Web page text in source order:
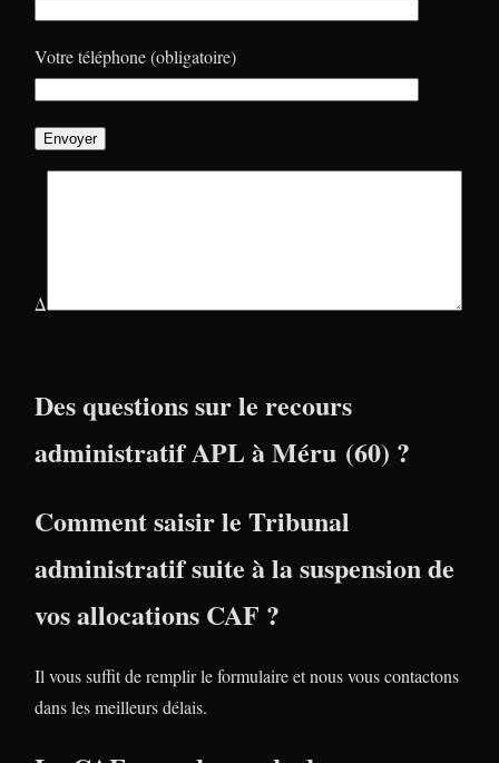
Votre téléphone (obligatoire)
Δ
Des questions sur le recours
administratif APL à Méru (60) ?
Comment saisir le Tribunal
administratif suite à la suspension de
vos allocations CAF ?
Il vous suffit de remplir le formulaire et nous vous contactons
dans les meilleurs délais.